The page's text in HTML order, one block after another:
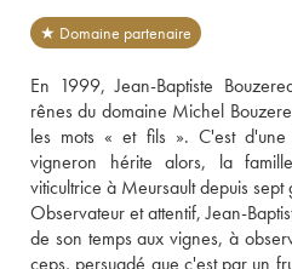
★ Domaine partenaire
En 1999, Jean-Baptiste
rênes du domaine Michel
les mots « et fils ». C'est
vigneron hérite alors, la
viticultrice à Meursault depuis sept
Observateur et attentif, Jean-
de son temps aux vignes, à
ceps, persuadé que c'est par un